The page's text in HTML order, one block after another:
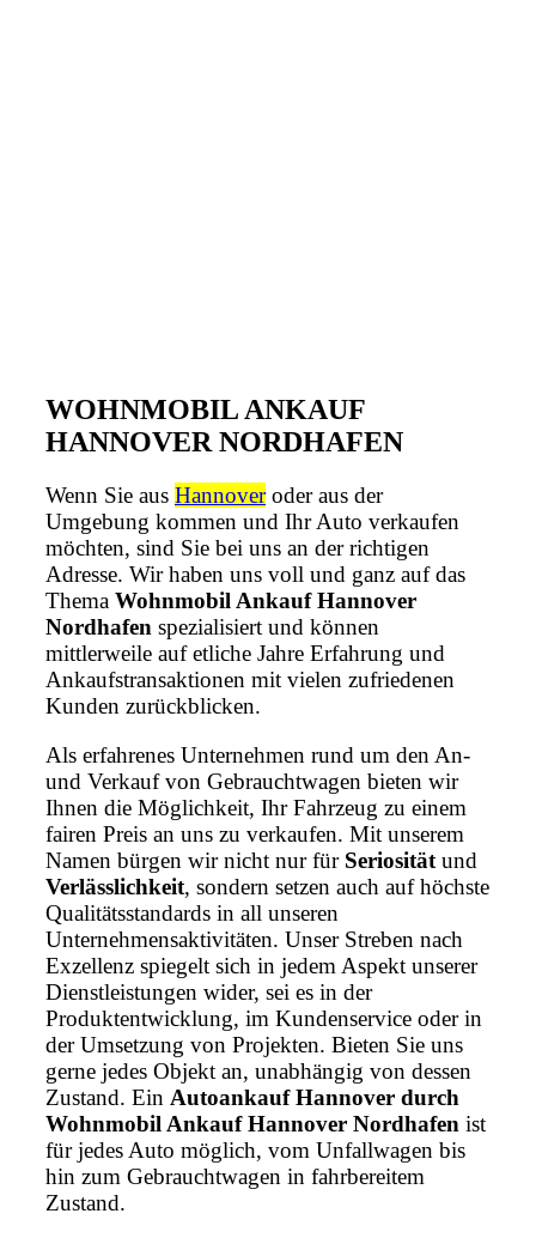
WOHNMOBIL ANKAUF
HANNOVER NORDHAFEN
Wenn Sie aus Hannoveroder aus der
Umgebung kommen und Ihr Auto verkaufen
möchten, sind Sie bei uns an der richtigen
Adresse. Wir haben uns voll und ganz auf das
Thema Wohnmobil Ankauf Hannover
Nordhafen spezialisiert und können
mittlerweile auf etliche Jahre Erfahrung und
Ankaufstransaktionen mit vielen zufriedenen
Kunden zurückblicken.
Als erfahrenes Unternehmen rund um den An-
und Verkauf von Gebrauchtwagen bieten wir
Ihnen die Möglichkeit, Ihr Fahrzeug zu einem
fairen Preis an uns zu verkaufen. Mit unserem
Namen bürgen wir nicht nur für Seriosität und
Verlässlichkeit, sondern setzen auch auf höchste
Qualitätsstandards in all unseren
Unternehmensaktivitäten. Unser Streben nach
Exzellenz spiegelt sich in jedem Aspekt unserer
Dienstleistungen wider, sei es in der
Produktentwicklung, im Kundenservice oder in
der Umsetzung von Projekten. Bieten Sie uns
gerne jedes Objekt an, unabhängig von dessen
Zustand. Ein Autoankauf Hannover durch
Wohnmobil Ankauf Hannover Nordhafen ist
für jedes Auto möglich, vom Unfallwagen bis
hin zum Gebrauchtwagen in fahrbereitem
Zustand.